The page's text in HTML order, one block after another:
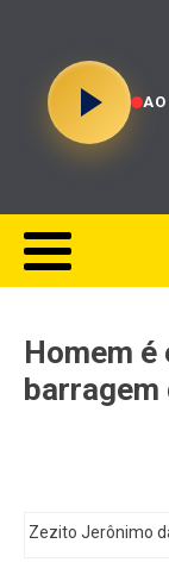
Homem
barragem
Zezito Jerônimo